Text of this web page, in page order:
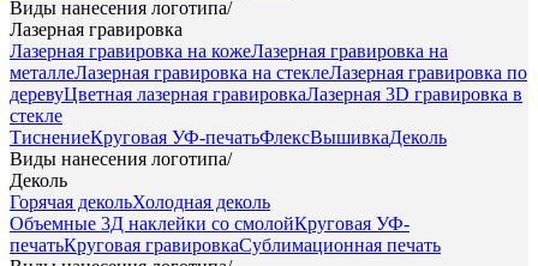
Виды нанесения логотипа/
Лазерная гравировка
Лазерная гравировка на кожеЛазерная гравировка на
металлеЛазерная гравировка на стеклеЛазерная гравировка по
деревуЦветная лазерная гравировкаЛазерная 3D гравировка в
стекле
ТиснениеКруговая УФ-печатьФлексВышивкаДеколь
Виды нанесения логотипа/
Деколь
Горячая декольХолодная деколь
Объемные 3Д наклейки со смолойКруговая УФ-
печатьКруговая гравировкаСублимационная печать